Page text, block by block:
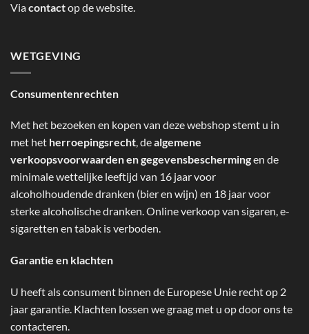
Viacontactop de website.
WETGEVING
Consumentenrechten
Met het bezoeken en kopen van deze webshop stemt u in
met het herroepingsrecht, dealgemene
verkoopsvoorwaarden en gegevensbeschermingen de
minimale wettelijke leeftijd van 16 jaar voor
alcoholhoudende dranken (bier en wijn) en 18 jaar voor
sterke alcoholische dranken. Online verkoop van sigaren, e-
sigaretten en tabak is verboden.
Garantie en klachten
U heeft als consument binnen de Europese Unie recht op 2
jaar garantie. Klachten lossen we graag met u op door ons te
contacteren.